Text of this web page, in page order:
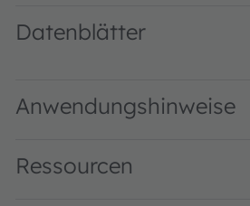
Datenblätter
Anwendungshinweise
Ressourcen